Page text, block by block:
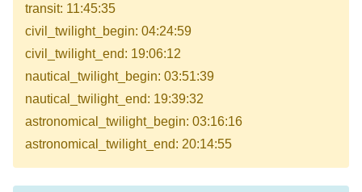
transit: 11:45:35
civil_twilight_begin: 04:24:59
civil_twilight_end: 19:06:12
nautical_twilight_begin: 03:51:39
nautical_twilight_end: 19:39:32
astronomical_twilight_begin: 03:16:16
astronomical_twilight_end: 20:14:55